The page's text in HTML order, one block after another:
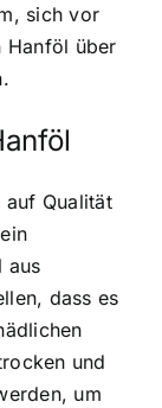
sich vor
Hanföl über
Qualität
aus
dass es
und
um